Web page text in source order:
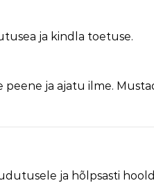
ja kindla toetuse.
peene ja ajatu ilme.
ja hõlpsasti